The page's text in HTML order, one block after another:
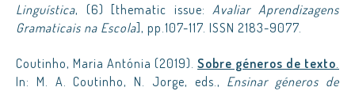
Linguística, (6) [thematic issue:Avaliar Aprendizagens
Gramaticais na Escola], pp.107-117. ISSN 2183-9077.
Coutinho, Maria Antónia (2019). Sobre géneros de texto.
In: M. A. Coutinho, N. Jorge, eds., Ensinar géneros de